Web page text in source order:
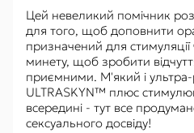
Цей невеликий помічник
для того, щоб доповнити
призначений для
минету, щоб зробити
приємними. М'який і ультра-
ULTRASKYN™ плюс
всередині - тут все
сексуального досвіду!